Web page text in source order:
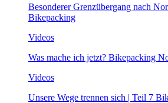
Besonderer Grenzübergang nach
Bikepacking
Videos
Was mache ich jetzt? Bikepacking
Videos
Unsere Wege trennen sich | Teil 7